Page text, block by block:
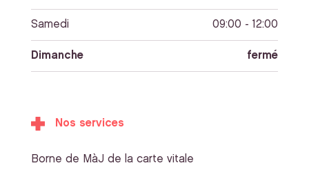
Samedi 09:00 - 12:00
Dimanche fermé
Nos services
Borne de MàJ de la carte vitale